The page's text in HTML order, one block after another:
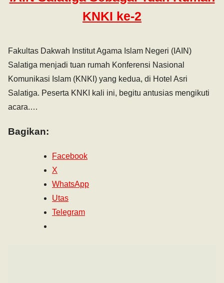
KNKI ke-2
Fakultas Dakwah Institut Agama Islam Negeri (IAIN)
Salatiga menjadi tuan rumah Konferensi Nasional
Komunikasi Islam (KNKI) yang kedua, di Hotel Asri
Salatiga. Peserta KNKI kali ini, begitu antusias mengikuti
acara.…
Bagikan:
Facebook
X
WhatsApp
Utas
Telegram